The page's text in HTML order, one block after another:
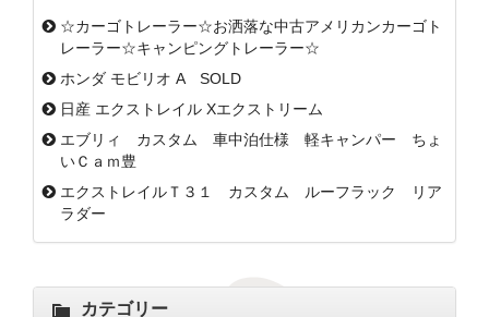
☆カーゴトレーラー☆お洒落な中古アメリカンカーゴト
レーラー☆キャンピングトレーラー☆
ホンダ モビリオ A SOLD
日産 エクストレイル Xエクストリーム
エブリィ カスタム 車中泊仕様 軽キャンパー ちょ
いＣａｍ豊
エクストレイルＴ３１ カスタム ルーフラック リア
ラダー
カテゴリー